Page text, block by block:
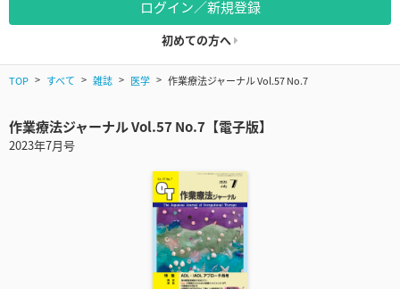
ログイン／新規登録
初めての方へ
TOP すべて 雑誌 医学 作業療法ジャーナル Vol.57 No.7
作業療法ジャーナル Vol.57 No.7【電子版】
2023年7月号